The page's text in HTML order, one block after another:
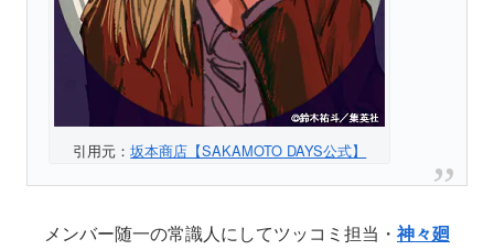
引用元：坂本商店【SAKAMOTO DAYS公式】
メンバー随一の常識人にしてツッコミ担当・ 神々廻